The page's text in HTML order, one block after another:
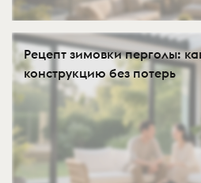
Рецепт зимовки перголы:
конструкцию без потерь